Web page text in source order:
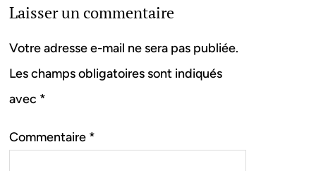
Laisser un commentaire
Votre adresse e-mail ne sera pas publiée.
Les champs obligatoires sont indiqués
avec *
Commentaire *